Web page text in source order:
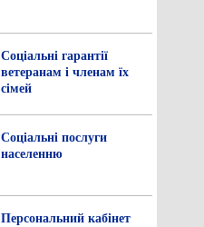
Соціальні гарантії
ветеранам і членам їх
сімей
Соціальні послуги
населенню
Персональний кабінет